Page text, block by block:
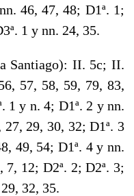
46, 47, 48; D1ª. 1;
1 y nn. 24, 35.
Santiago): II. 5c; II.
57, 58, 59, 79, 83,
1 y n. 4; D1ª. 2 y nn.
29, 30, 32; D1ª. 3
49, 54; D1ª. 4 y nn.
7, 12; D2ª. 2; D2ª. 3;
32, 35.